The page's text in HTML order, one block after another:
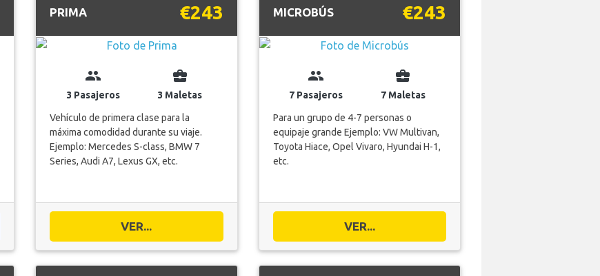
PRIMA €243
group
3 Pasajeros
business_center
3 Maletas
Vehículo de primera clase para la
máxima comodidad durante su viaje.
Ejemplo: Mercedes S-class, BMW 7
Series, Audi A7, Lexus GX, etc.
VER...
MICROBÚS €243
group
7 Pasajeros
business_center
7 Maletas
Para un grupo de 4-7 personas o
equipaje grande Ejemplo: VW Multivan,
Toyota Hiace, Opel Vivaro, Hyundai H-1,
etc.
VER...